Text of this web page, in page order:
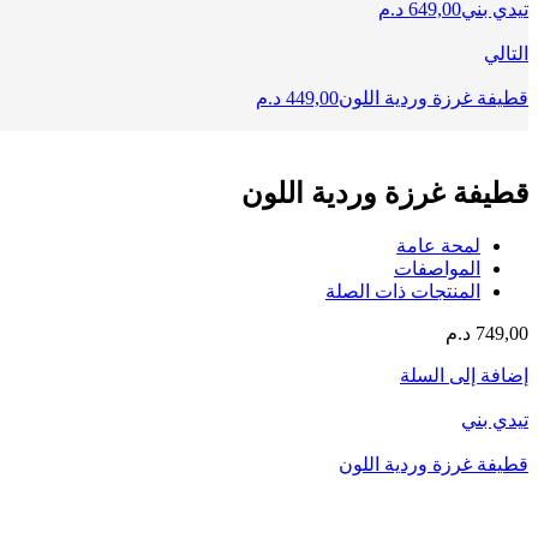
تيدي بني649,00 د.م
التالي
قطيفة غرزة وردية اللون449,00 د.م
قطيفة غرزة وردية اللون
لمحة عامة
المواصفات
المنتجات ذات الصلة
749,00 د.م
إضافة إلى السلة
تيدي بني
قطيفة غرزة وردية اللون